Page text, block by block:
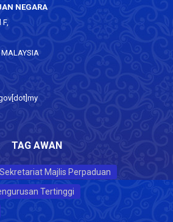
NEGARA
TAG AWAN
Sekretariat Majlis Perpaduan
Tertinggi